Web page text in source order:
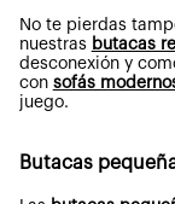
No te pierdas
nuestras butacas
desconexión y
con sofás
juego.
Butacas